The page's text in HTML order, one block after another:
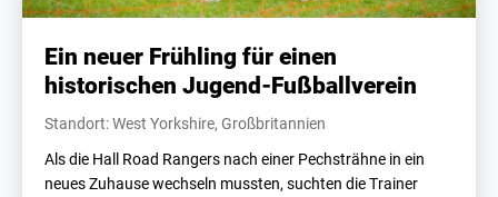
Ein neuer Frühling für einen
historischen Jugend-Fußballverein
Standort: West Yorkshire, Großbritannien
Als die Hall Road Rangers nach einer Pechsträhne in ein
neues Zuhause wechseln mussten, suchten die Trainer